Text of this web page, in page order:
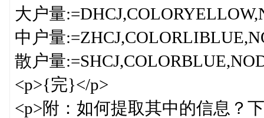
大户量
中户量
散户量
<p>{完}</p>
<p>附：如何提取其中的信息？